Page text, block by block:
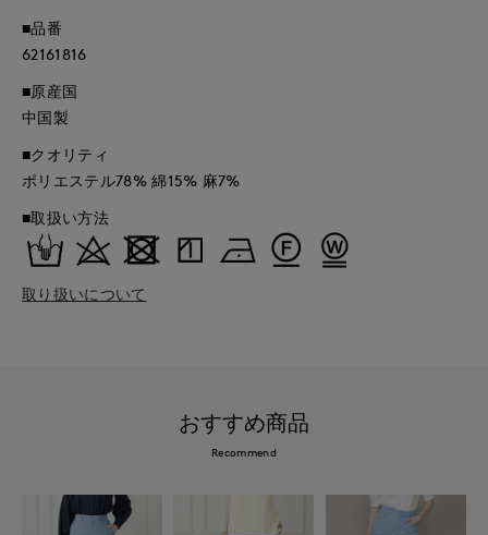
■品番
62161816
■原産国
中国製
■クオリティ
ポリエステル78% 綿15% 麻7%
■取扱い方法
取り扱いについて
おすすめ商品
Recommend